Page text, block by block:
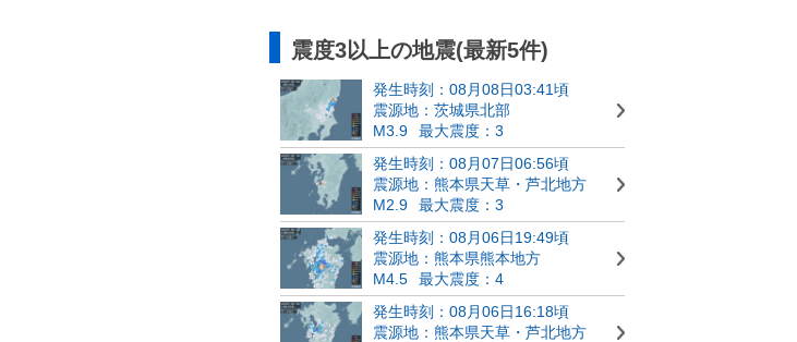
震度3以上の地震(最新5件)
発生時刻：08月08日03:41頃
震源地：茨城県北部
M3.9
最大震度：3
発生時刻：08月07日06:56頃
震源地：熊本県天草・芦北地方
M2.9
最大震度：3
発生時刻：08月06日19:49頃
震源地：熊本県熊本地方
M4.5
最大震度：4
発生時刻：08月06日16:18頃
震源地：熊本県天草・芦北地方